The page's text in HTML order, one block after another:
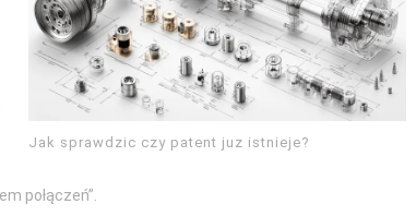
Jak sprawdzic czy patent juz istnieje?
połączeń”.